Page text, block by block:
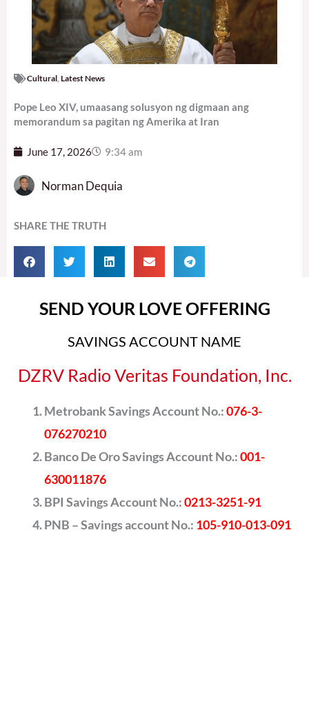
Cultural Latest News
Pope Leo XIV, umaasang solusyon ng digmaan ang
memorandum sa pagitan ng Amerika at Iran
June 17, 2026 9:34 am
Norman Dequia
SHARE THE TRUTH
SEND YOUR LOVE OFFERING
SAVINGS ACCOUNT NAME
DZRV Radio Veritas Foundation, Inc.
Metrobank Savings Account No.:076-3-
076270210
Banco De Oro Savings Account No.:001-
630011876
BPI Savings Account No.:0213-3251-91
PNB – Savings account No.: 105-910-013-091